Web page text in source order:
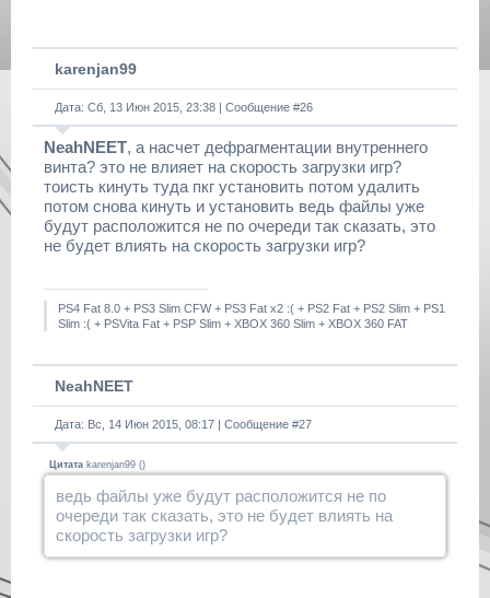
karenjan99
Дата: Сб, 13 Июн 2015, 23:38 | Сообщение #26
NeahNEET, а насчет дефрагментации внутреннего
винта? это не влияет на скорость загрузки игр?
тоисть кинуть туда пкг установить потом удалить
потом снова кинуть и установить ведь файлы уже
будут расположится не по очереди так сказать, это
не будет влиять на скорость загрузки игр?
PS4 Fat 8.0 + PS3 Slim CFW + PS3 Fat x2 :( + PS2 Fat + PS2 Slim + PS1
Slim :( + PSVita Fat + PSP Slim + XBOX 360 Slim + XBOX 360 FAT
NeahNEET
Дата: Вс, 14 Июн 2015, 08:17 | Сообщение #27
Цитата karenjan99 ()
ведь файлы уже будут расположится не по
очереди так сказать, это не будет влиять на
скорость загрузки игр?